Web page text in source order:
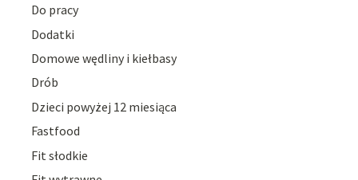
Do pracy
Dodatki
Domowe wędliny i kiełbasy
Drób
Dzieci powyżej 12 miesiąca
Fastfood
Fit słodkie